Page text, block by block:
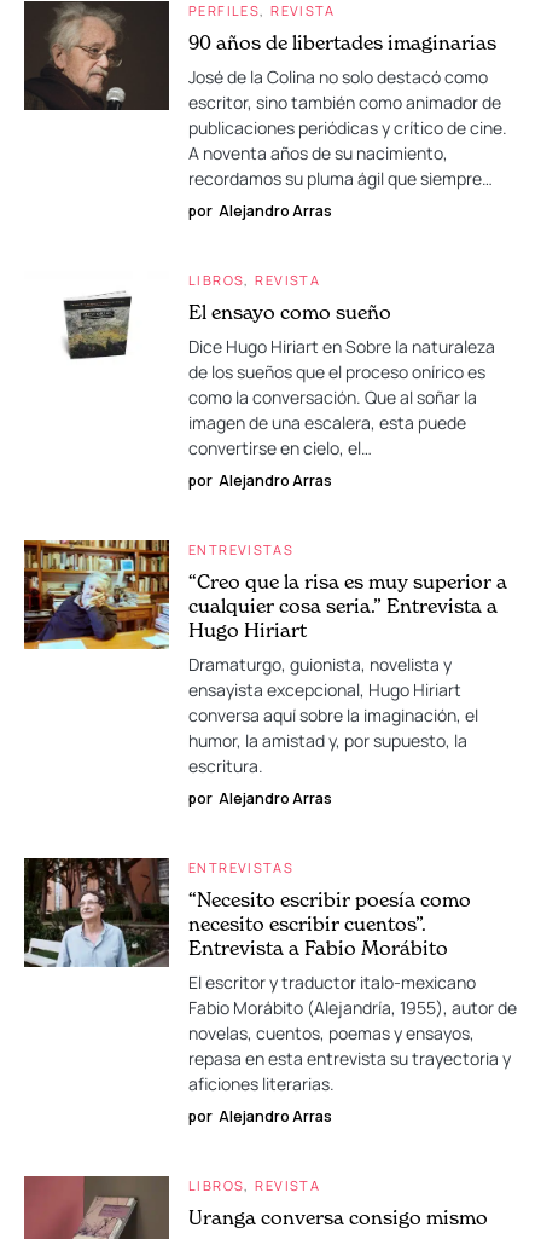
PERFILES REVISTA
90 años de libertades imaginarias
José de la Colina no solo destacó como
escritor, sino también como animador de
publicaciones periódicas y crítico de cine.
A noventa años de su nacimiento,
recordamos su pluma ágil que siempre…
por Alejandro Arras
LIBROS REVISTA
El ensayo como sueño
Dice Hugo Hiriart en Sobre la naturaleza
de los sueños que el proceso onírico es
como la conversación. Que al soñar la
imagen de una escalera, esta puede
convertirse en cielo, el…
por Alejandro Arras
ENTREVISTAS
“Creo que la risa es muy superior a
cualquier cosa seria.” Entrevista a
Hugo Hiriart
Dramaturgo, guionista, novelista y
ensayista excepcional, Hugo Hiriart
conversa aquí sobre la imaginación, el
humor, la amistad y, por supuesto, la
escritura.
por Alejandro Arras
ENTREVISTAS
“Necesito escribir poesía como
necesito escribir cuentos”.
Entrevista a Fabio Morábito
El escritor y traductor italo-mexicano
Fabio Morábito (Alejandría, 1955), autor de
novelas, cuentos, poemas y ensayos,
repasa en esta entrevista su trayectoria y
aficiones literarias.
por Alejandro Arras
LIBROS REVISTA
Uranga conversa consigo mismo